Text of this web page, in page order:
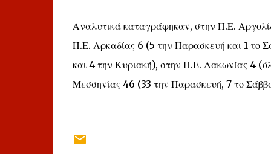
Αναλυτικά καταγράφηκαν, στην Π.Ε.
Π.Ε. Αρκαδίας 6 (5 την Παρασκευή και 1 το
και 4 την Κυριακή), στην Π.Ε. Λακωνίας 4
Μεσσηνίας 46 (33 την Παρασκευή, 7 το